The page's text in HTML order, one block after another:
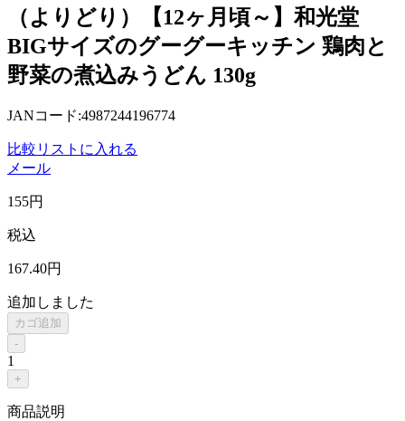
（よりどり）【12ヶ月頃～】和光堂
BIGサイズのグーグーキッチン 鶏肉と
野菜の煮込みうどん 130g
JANコード:4987244196774
比較リストに入れる
メール
155円
税込
167.40円
追加しました
カゴ追加
-
1
+
商品説明